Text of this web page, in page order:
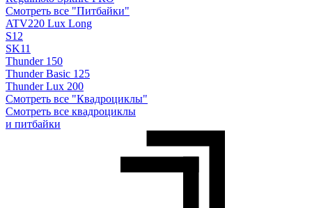
Смотреть все "Питбайки"
ATV220 Lux Long
S12
SK11
Thunder 150
Thunder Basic 125
Thunder Lux 200
Смотреть все "Квадроциклы"
Смотреть все квадроциклы
и питбайки